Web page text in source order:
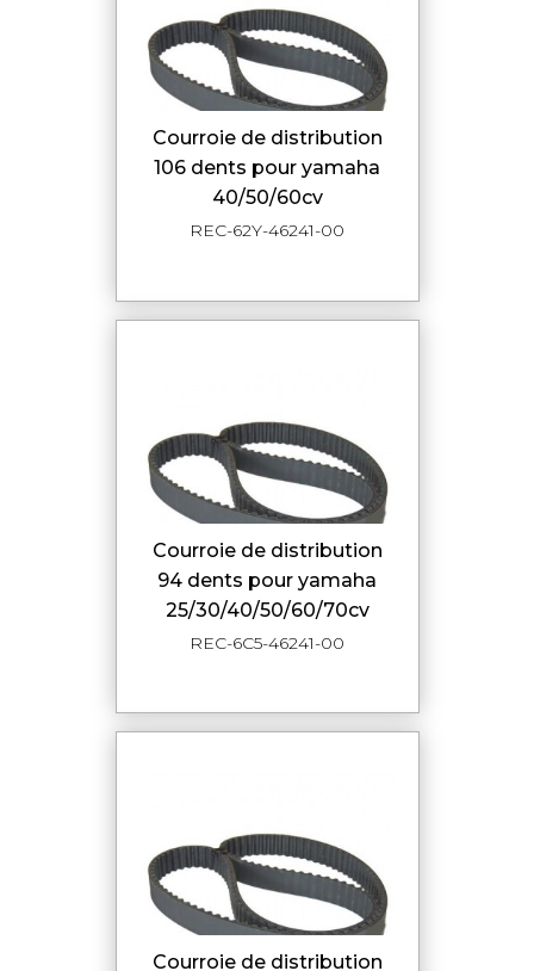
courroie de distribution
106 dents pour yamaha
40/50/60cv
REC-62Y-46241-00
courroie de distribution
94 dents pour yamaha
25/30/40/50/60/70cv
REC-6C5-46241-00
courroie de distribution